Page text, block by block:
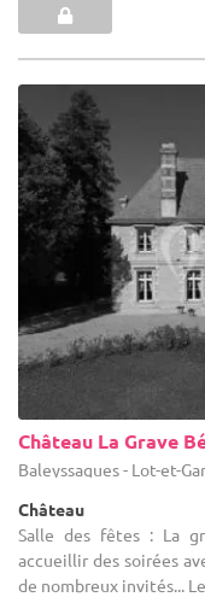
Château La Grave
Baleyssagues - Lot-et-
Château
Salle des fêtes : La
accueillir des soirées
de nombreux invités...